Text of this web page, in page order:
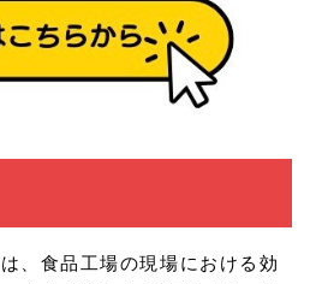
、食品工場の現場における効